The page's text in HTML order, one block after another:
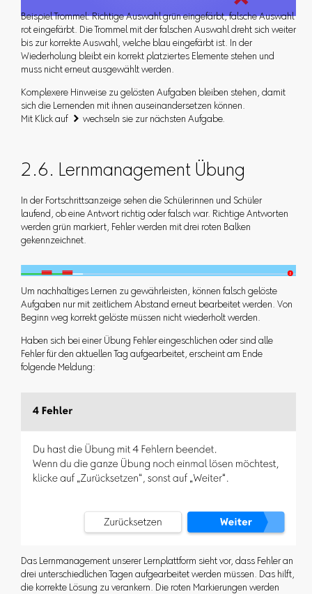
Beispiel Trommel: Richtige Auswahl grün eingefärbt, falsche Auswahl
rot eingefärbt. Die Trommel mit der falschen Auswahl dreht sich weiter
bis zur korrekte Auswahl, welche blau eingefärbt ist. In der
Wiederholung bleibt ein korrekt platziertes Elemente stehen und
muss nicht erneut ausgewählt werden.
Komplexere Hinweise zu gelösten Aufgaben bleiben stehen, damit
sich die Lernenden mit ihnen auseinandersetzen können.
Mit Klick auf  wechseln sie zur nächsten Aufgabe.
2.6. Lernmanagement Übung
In der Fortschrittsanzeige sehen die Schülerinnen und Schüler
laufend, ob eine Antwort richtig oder falsch war. Richtige Antworten
werden grün markiert, Fehler werden mit drei roten Balken
gekennzeichnet.
Um nachhaltiges Lernen zu gewährleisten, können falsch gelöste
Aufgaben nur mit zeitlichem Abstand erneut bearbeitet werden. Von
Beginn weg korrekt gelöste müssen nicht wiederholt werden.
Haben sich bei einer Übung Fehler eingeschlichen oder sind alle
Fehler für den aktuellen Tag aufgearbeitet, erscheint am Ende
folgende Meldung:
Das Lernmanagement unserer Lernplattform sieht vor, dass Fehler an
drei unterschiedlichen Tagen aufgearbeitet werden müssen. Das hilft,
die korrekte Lösung zu verankern. Die roten Markierungen werden